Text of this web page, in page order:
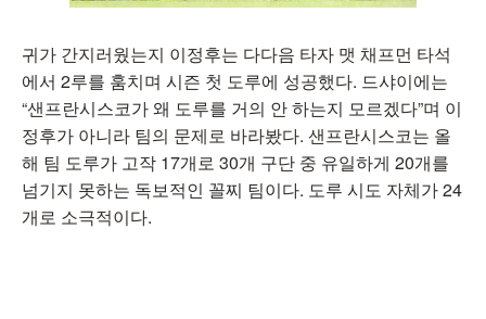
귀가 간지러웠는지 이정후는 다다음 타자 맷 채프먼 타석
에서 2루를 훔치며 시즌 첫 도루에 성공했다. 드샤이에는
“샌프란시스코가 왜 도루를 거의 안 하는지 모르겠다”며 이
정후가 아니라 팀의 문제로 바라봤다. 샌프란시스코는 올
해 팀 도루가 고작 17개로 30개 구단 중 유일하게 20개를
넘기지 못하는 독보적인 꼴찌 팀이다. 도루 시도 자체가 24
개로 소극적이다.